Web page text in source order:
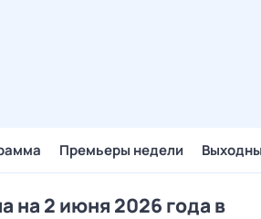
Премьеры недели
на 2 июня 2026 года в